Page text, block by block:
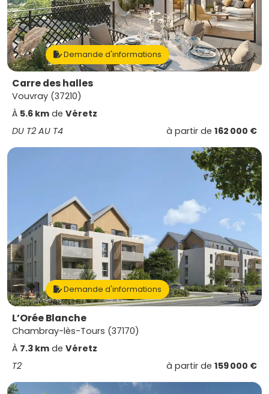
Demande d'informations
Carre des halles
Vouvray (37210)
À 5.6 km de Véretz
DU T2 AU T4
à partir de 162 000 €
Demande d'informations
L’Orée Blanche
Chambray-lès-Tours (37170)
À 7.3 km de Véretz
T2
à partir de 159 000 €